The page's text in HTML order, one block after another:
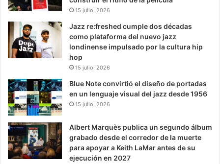
15 julio, 2026
Jazz re:freshed cumple dos décadas
como plataforma del nuevo jazz
londinense impulsado por la cultura hip
hop
15 julio, 2026
Blue Note convirtió el diseño de portadas
en un lenguaje visual del jazz desde 1956
15 julio, 2026
Albert Marquès publica un segundo álbum
grabado desde el corredor de la muerte
para apoyar a Keith LaMar antes de su
ejecución en 2027